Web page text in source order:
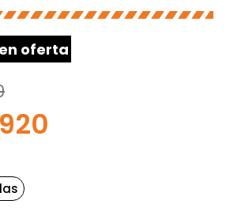
oferta